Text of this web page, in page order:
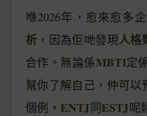
喺2026年，愈來愈多
析 ，因為佢哋發現人格
合作。無論係MBTI定
幫你了解自己，仲可以
個例， ENTJ同ESTJ呢